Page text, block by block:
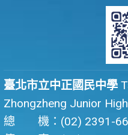
臺北市立中正國民中學
Zhongzheng Junior
總 機：(02) 2391-